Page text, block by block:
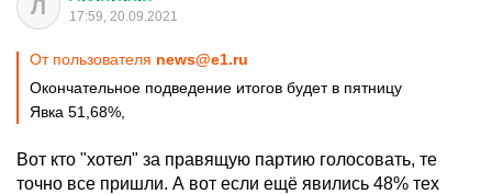
Л 17:59, 20.09.2021
От пользователя news@e1.ru
Окончательное подведение итогов будет в пятницу
Явка 51,68%,
Вот кто "хотел" за правящую партию голосовать, те
точно все пришли. А вот если ещё явились 48% тех